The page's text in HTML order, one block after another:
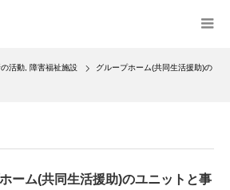
活動 障害福祉施設
グループホーム(共同生活援助)の
ーム(共同生活援助)のユニットと事